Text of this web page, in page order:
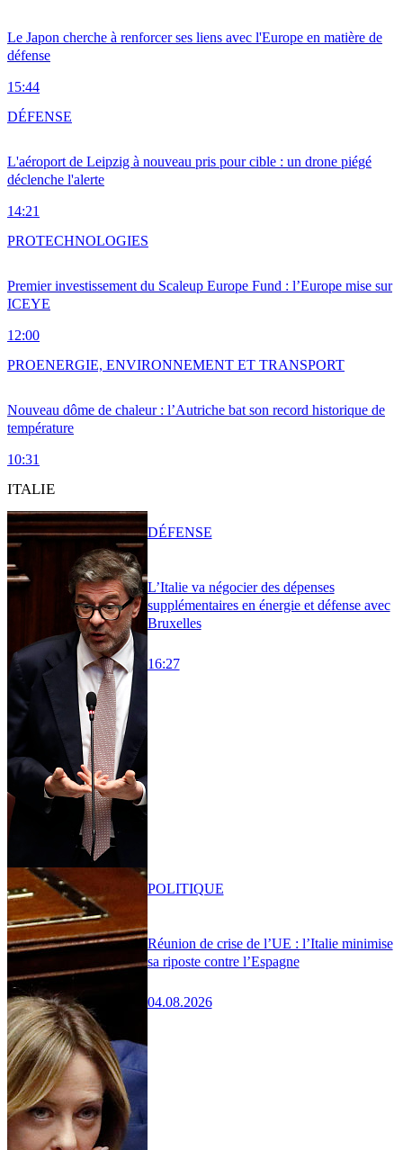
Le Japon cherche à renforcer ses liens avec l'Europe en matière de
défense
15:44
L'aéroport de Leipzig à nouveau pris pour cible : un drone piégé
déclenche l'alerte
14:21
DÉFENSE
Premier investissement du Scaleup Europe Fund : l’Europe mise sur
ICEYE
12:00
PROTECHNOLOGIES
Nouveau dôme de chaleur : l’Autriche bat son record historique de
température
10:31
PROENERGIE, ENVIRONNEMENT ET TRANSPORT
ITALIE
L’Italie va négocier des dépenses
supplémentaires en énergie et défense avec
Bruxelles
16:27
DÉFENSE
Réunion de crise de l’UE : l’Italie minimise
sa riposte contre l’Espagne
04.08.2026
POLITIQUE